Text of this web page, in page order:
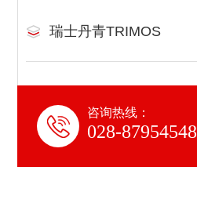
瑞士丹青TRIMOS
咨询热线：
028-87954548